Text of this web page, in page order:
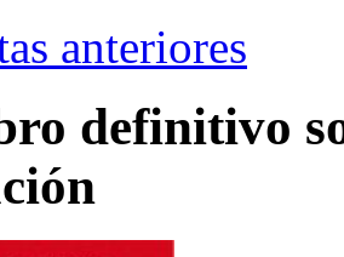
anteriores
definitivo